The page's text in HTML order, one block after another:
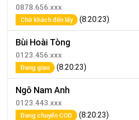
0878.656.xxx
Chờ khách đến lấy (8:20:23)
Bùi Hoài Tòng
0123.456.xxx
Đang giao (8:20:23)
Ngô Nam Anh
0123.443.xxx
Đang chuyển COD (8:20:23)